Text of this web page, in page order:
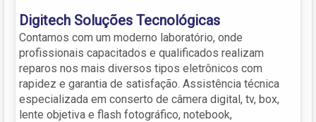
Digitech Soluções Tecnológicas
Contamos com um moderno laboratório, onde
profissionais capacitados e qualificados realizam
reparos nos mais diversos tipos eletrônicos com
rapidez e garantia de satisfação. Assistência técnica
especializada em conserto de câmera digital, tv, box,
lente objetiva e flash fotográfico, notebook,